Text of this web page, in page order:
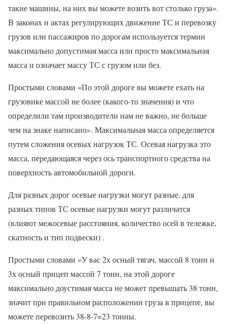
такие машины, на них вы можете возить вот столько груза».
В законах и актах регулирующих движение ТС и перевозку
грузов или пассажиров по дорогам используется термин
максимально допустимая масса или просто максимальная
масса и означает массу ТС с грузом или без.
Простыми словами «По этой дороге вы можете ехать на
грузовике массой не более (какого-то значения) и что
определили там производители нам не важно, не больше
чем на знаке написано». Максимальная масса определяется
путем сложения осевых нагрузок ТС. Осевая нагрузка это
масса, передающаяся через ось транспортного средства на
поверхность автомобильной дороги.
Для разных дорог осевые нагрузки могут разные, для
разных типов ТС осевые нагрузки могут различатся
(влияют межосевые расстояния, количество осей в тележке,
скатность и тип подвески) .
Простыми словами «У вас 2х осный тягач, массой 8 тонн и
3х осный прицеп массой 7 тонн, на этой дороге
максимально доустимая масса не может превышать 38 тонн,
значит при правильном расположении груза в прицепе, вы
можете перевозить 38-8-7=23 тонны.